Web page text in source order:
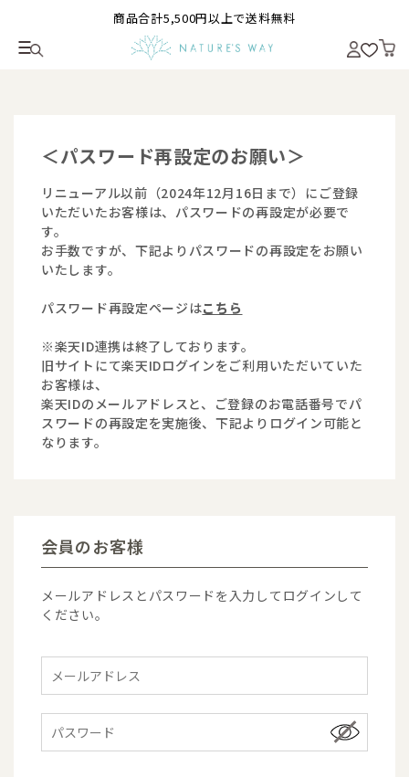
商品合計5,500円以上で送料無料
＜パスワード再設定のお願い＞
リニューアル以前（2024年12月16日まで）にご登録
いただいたお客様は、パスワードの再設定が必要で
す。
お手数ですが、下記よりパスワードの再設定をお願い
いたします。
パスワード再設定ページはこちら
※楽天ID連携は終了しております。
旧サイトにて楽天IDログインをご利用いただいていた
お客様は、
楽天IDのメールアドレスと、ご登録のお電話番号でパ
スワードの再設定を実施後、下記よりログイン可能と
なります。
会員のお客様
メールアドレスとパスワードを入力してログインして
ください。